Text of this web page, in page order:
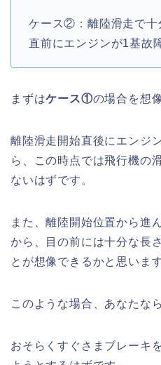
ケース②：離陸滑走で十
直前にエンジンが1基故
まずはケース①の場合を想
離陸滑走開始直後にエンジ
ら、この時点では飛行機の
ないはずです。
また、離陸開始位置から進
から、目の前には十分な長
とが想像できるかと思います
このような場合、あなたな
おそらくすぐさまブレーキ